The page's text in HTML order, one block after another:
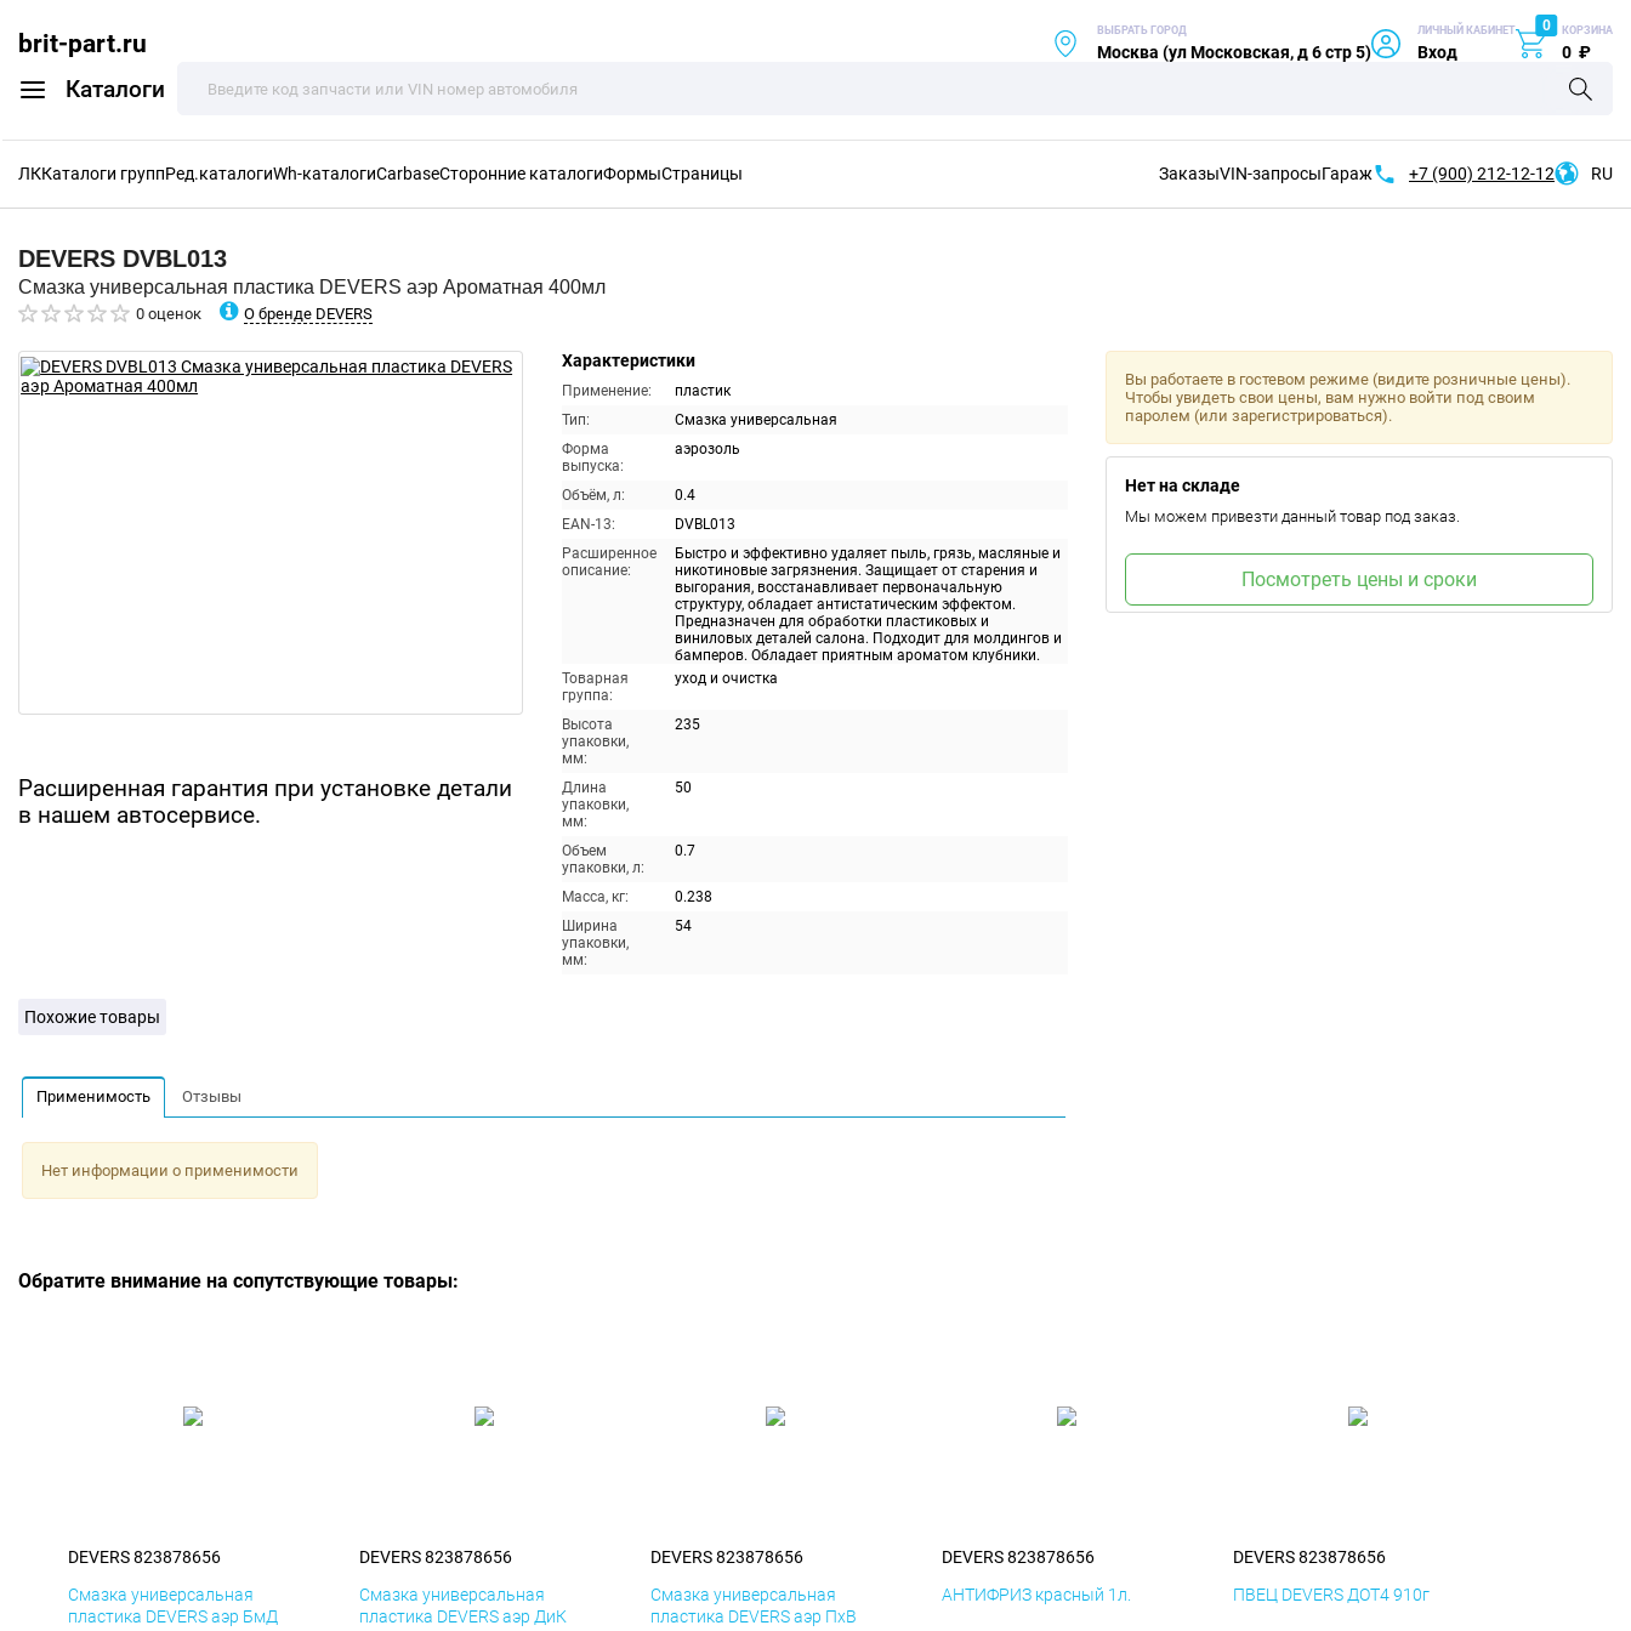
brit-part.ru
Каталоги
ВЫБРАТЬ ГОРОД
Москва (ул Московская, д 6 стр 5)
ЛИЧНЫЙ КАБИНЕТ
Вход
0 КОРЗИНА
0 ₽
ЛККаталоги группРед.каталогиWh-каталогиCarbaseСторонние каталогиФормыСтраницы ЗаказыVIN-запросыГараж +7 (900) 212-12-12 RU
DEVERS DVBL013
Смазка универсальная пластика DEVERS аэр Ароматная 400мл
0 оценок О бренде DEVERS
Расширенная гарантия при установке детали
в нашем автосервисе.
Характеристики
Применение:
пластик
Тип:
Смазка универсальная
Форма
выпуска:
аэрозоль
Объём, л:
0.4
EAN-13:
DVBL013
Расширенное
описание:
Быстро и эффективно удаляет пыль, грязь, масляные и
никотиновые загрязнения. Защищает от старения и
выгорания, восстанавливает первоначальную
структуру, обладает антистатическим эффектом.
Предназначен для обработки пластиковых и
виниловых деталей салона. Подходит для молдингов и
бамперов. Обладает приятным ароматом клубники.
Товарная
группа:
уход и очистка
Высота
упаковки,
мм:
235
Длина
упаковки,
мм:
50
Объем
упаковки, л:
0.7
Масса, кг:
0.238
Ширина
упаковки,
мм:
54
Вы работаете в гостевом режиме (видите розничные цены).
Чтобы увидеть свои цены, вам нужно войти под своим
паролем (или зарегистрироваться).
Нет на складе
Мы можем привезти данный товар под заказ.
Посмотреть цены и сроки
Похожие товары
Применимость Отзывы
Нет информации о применимости
Обратите внимание на сопутствующие товары:
DEVERS 823878656
Смазка универсальная
пластика DEVERS аэр БмД
DEVERS 823878656
Смазка универсальная
пластика DEVERS аэр ДиК
DEVERS 823878656
Смазка универсальная
пластика DEVERS аэр ПхВ
DEVERS 823878656
АНТИФРИЗ красный 1л.
DEVERS 823878656
ПВЕЦ DEVERS ДОТ4 910г